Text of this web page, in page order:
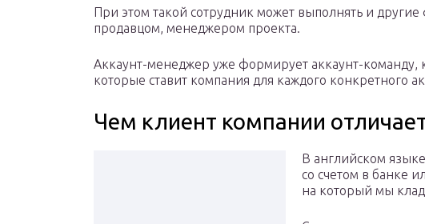
При этом такой сотрудник может выполнять и
продавцом, менеджером проекта.
Аккаунт-менеджер уже формирует аккаунт-команду,
которые ставит компания для каждого конкретного
Чем клиент компании
В английском языке
со счетом в банке
на который мы